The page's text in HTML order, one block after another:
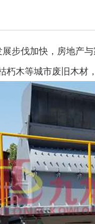
步伐加快，房地产
木等城市废旧木